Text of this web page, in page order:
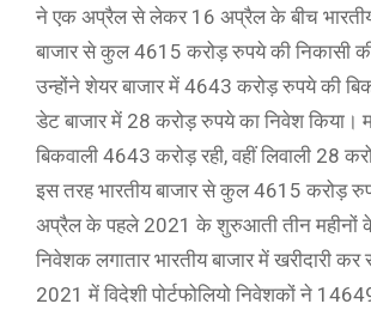
ने एक अप्रैल से लेकर 16 अप्रैल के बीच
बाजार से कुल 4615 करोड़ रुपये की निकासी
उन्होंने शेयर बाजार में 4643 करोड़ रुपये की
डेट बाजार में 28 करोड़ रुपये का निवेश
बिकवाली 4643 करोड़ रही, वहीं लिवाली 28
इस तरह भारतीय बाजार से कुल 4615 करोड़
अप्रैल के पहले 2021 के शुरुआती तीन महीनों के
निवेशक लगातार भारतीय बाजार में खरीदारी
2021 में विदेशी पोर्टफोलियो निवेशकों ने